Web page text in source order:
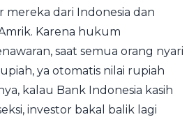
mereka dari Indonesia dan
Karena hukum
saat semua orang nyari
ya otomatis nilai rupiah
kalau Bank Indonesia kasih
investor bakal balik lagi